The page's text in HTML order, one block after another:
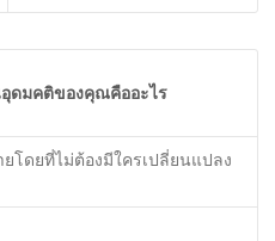
ดมคติของคุณคืออะไร
โดยที่ไม่ต้องมีใครเปลี่ยนแปลง